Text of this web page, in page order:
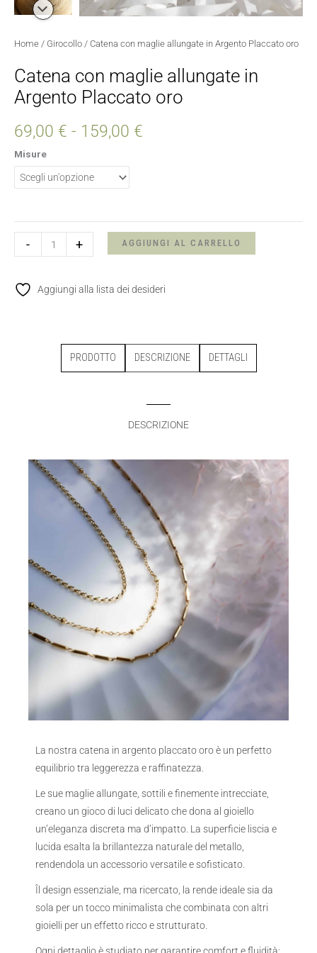
Home / Girocollo / Catena con maglie allungate in Argento Placcato oro
Catena con maglie allungate in
Argento Placcato oro
69,00 € - 159,00 €
Misure
- + AGGIUNGI AL CARRELLO
Aggiungi alla lista dei desideri
PRODOTTO DESCRIZIONE DETTAGLI
DESCRIZIONE
La nostra catena in argento placcato oro è un perfetto
equilibrio tra leggerezza e raffinatezza.
Le sue maglie allungate, sottili e finemente intrecciate,
creano un gioco di luci delicato che dona al gioiello
un’eleganza discreta ma d’impatto. La superficie liscia e
lucida esalta la brillantezza naturale del metallo,
rendendola un accessorio versatile e sofisticato.
Îl design essenziale, ma ricercato, la rende ideale sia da
sola per un tocco minimalista che combinata con altri
gioielli per un effetto ricco e strutturato.